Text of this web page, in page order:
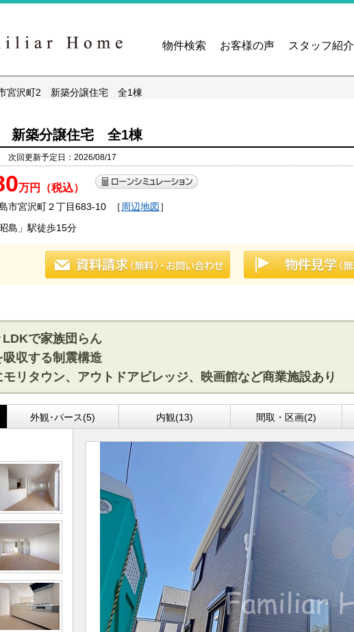
物件検索 お客様の声 スタッフ紹介
宮沢町2 新築分譲住宅 全1棟
新築分譲住宅 全1棟
次回更新予定日：2026/08/17
万円（税込）
市宮沢町２丁目683-10 ［ 周辺地図］
島」駅徒歩15分
LDKで家族団らん
吸収する制震構造
モリタウン、アウトドアビレッジ、映画館など商業施設あり
外観･パース(5) 内観(13) 間取・区画(2)